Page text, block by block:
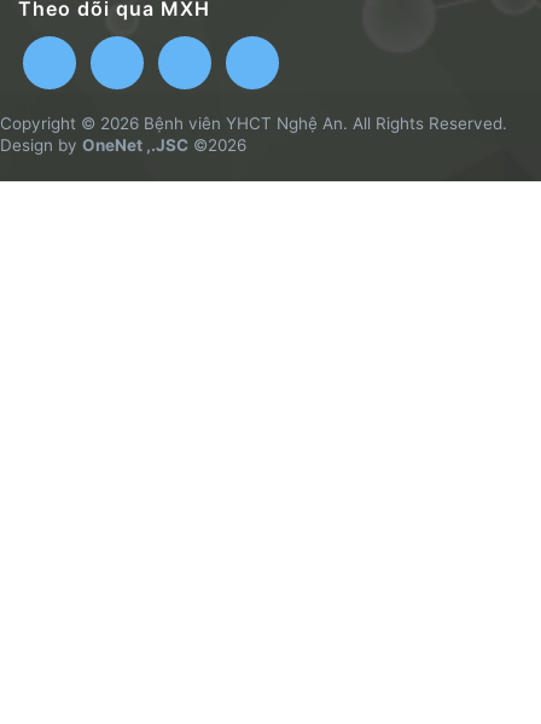
Theo dõi qua MXH
Copyright © 2026 Bệnh viên YHCT Nghệ An. All Rights Reserved.
Design by OneNet ,.JSC ©2026